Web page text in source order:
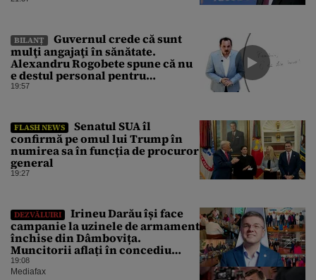
BILANȚ
Guvernul crede că sunt
mulţi angajaţi în sănătate.
Alexandru Rogobete spune că nu
e destul personal pentru
combaterea infecţiilor
19:57
FLASH NEWS
Senatul SUA îl
confirmă pe omul lui Trump în
numirea sa în funcția de procuror
general
19:27
DEZVĂLUIRI
Irineu Darău își face
campanie la uzinele de armament
închise din Dâmbovița.
Muncitorii aflați în concediu
forțat din cauza lipsei comenzilor
au fost chemați de acasă pentru a
19:08
Mediafax